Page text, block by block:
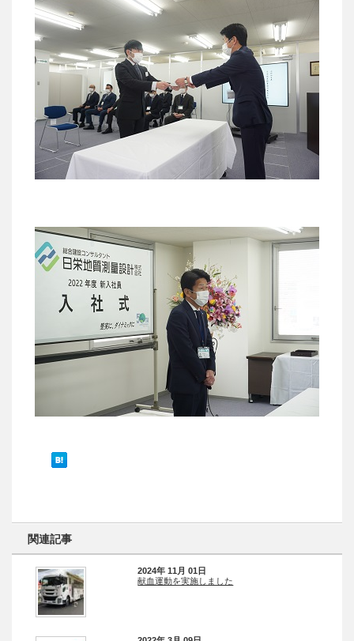
関連記事
2024年 11月 01日
献血運動を実施しました